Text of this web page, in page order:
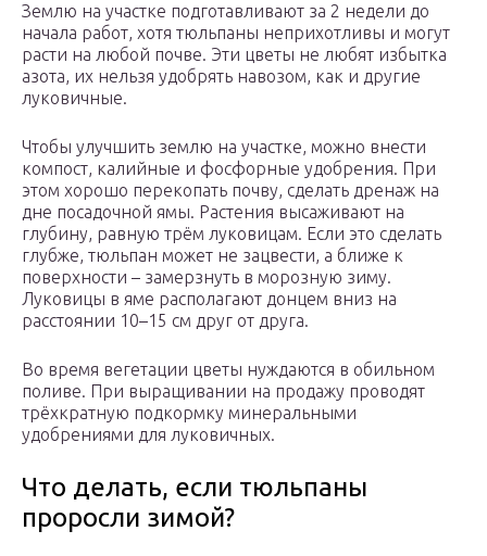
Землю на участке подготавливают за 2 недели до
начала работ, хотя тюльпаны неприхотливы и могут
расти на любой почве. Эти цветы не любят избытка
азота, их нельзя удобрять навозом, как и другие
луковичные.
Чтобы улучшить землю на участке, можно внести
компост, калийные и фосфорные удобрения. При
этом хорошо перекопать почву, сделать дренаж на
дне посадочной ямы. Растения высаживают на
глубину, равную трём луковицам. Если это сделать
глубже, тюльпан может не зацвести, а ближе к
поверхности – замерзнуть в морозную зиму.
Луковицы в яме располагают донцем вниз на
расстоянии 10–15 см друг от друга.
Во время вегетации цветы нуждаются в обильном
поливе. При выращивании на продажу проводят
трёхкратную подкормку минеральными
удобрениями для луковичных.
Что делать, если тюльпаны
проросли зимой?